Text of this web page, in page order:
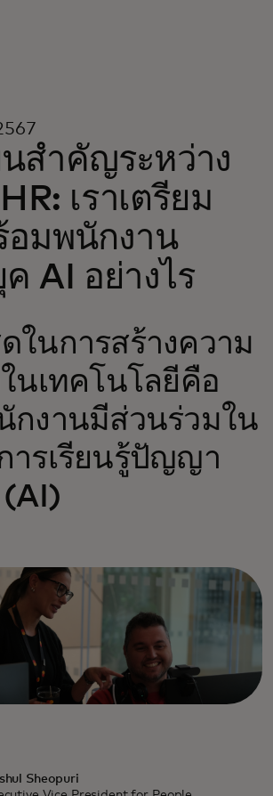
างนวัตกรรม
ะแนวโน้ม
สำคัญระหว่าง
เราเตรียม
อมพนักงาน
AI อย่างไร
ในการสร้างความ
ในเทคโนโลยีคือ
กงานมีส่วนร่วมใน
ารเรียนรู้ปัญญา
Sheopuri